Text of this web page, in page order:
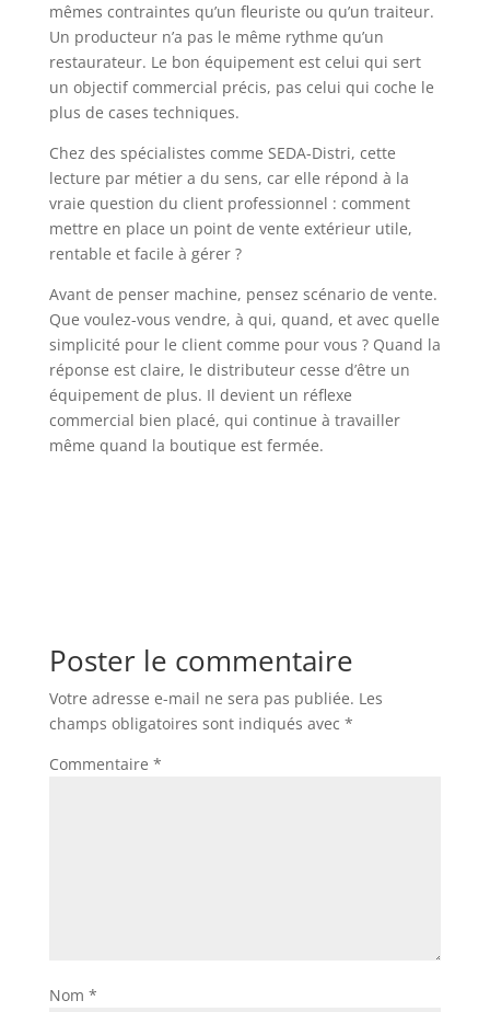
mêmes contraintes qu’un fleuriste ou qu’un traiteur.
Un producteur n’a pas le même rythme qu’un
restaurateur. Le bon équipement est celui qui sert
un objectif commercial précis, pas celui qui coche le
plus de cases techniques.
Chez des spécialistes comme SEDA-Distri, cette
lecture par métier a du sens, car elle répond à la
vraie question du client professionnel : comment
mettre en place un point de vente extérieur utile,
rentable et facile à gérer ?
Avant de penser machine, pensez scénario de vente.
Que voulez-vous vendre, à qui, quand, et avec quelle
simplicité pour le client comme pour vous ? Quand la
réponse est claire, le distributeur cesse d’être un
équipement de plus. Il devient un réflexe
commercial bien placé, qui continue à travailler
même quand la boutique est fermée.
Poster le commentaire
Votre adresse e-mail ne sera pas publiée. Les
champs obligatoires sont indiqués avec *
Commentaire *
Nom *